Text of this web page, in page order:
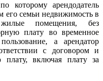
которому арендодатель
его семьи недвижимость в
помещения, без
плату во временное
а арендатор
с договором и
плату, включая плату за